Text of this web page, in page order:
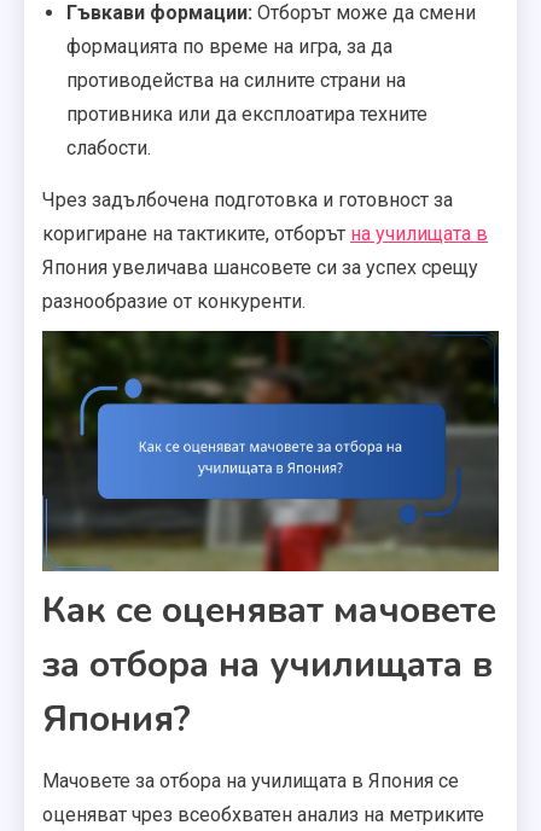
Гъвкави формации: Отборът може да смени
формацията по време на игра, за да
противодейства на силните страни на
противника или да експлоатира техните
слабости.
Чрез задълбочена подготовка и готовност за
коригиране на тактиките, отборът на училищата в
Япония увеличава шансовете си за успех срещу
разнообразие от конкуренти.
Как се оценяват мачовете
за отбора на училищата в
Япония?
Мачовете за отбора на училищата в Япония се
оценяват чрез всеобхватен анализ на метриките